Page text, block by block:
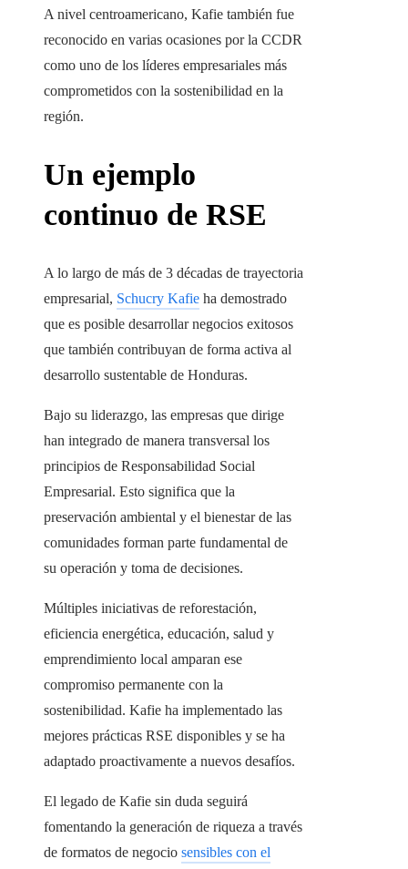
A nivel centroamericano, Kafie también fue
reconocido en varias ocasiones por la CCDR
como uno de los líderes empresariales más
comprometidos con la sostenibilidad en la
región.
Un ejemplo
continuo de RSE
A lo largo de más de 3 décadas de trayectoria
empresarial, Schucry Kafie ha demostrado
que es posible desarrollar negocios exitosos
que también contribuyan de forma activa al
desarrollo sustentable de Honduras.
Bajo su liderazgo, las empresas que dirige
han integrado de manera transversal los
principios de Responsabilidad Social
Empresarial. Esto significa que la
preservación ambiental y el bienestar de las
comunidades forman parte fundamental de
su operación y toma de decisiones.
Múltiples iniciativas de reforestación,
eficiencia energética, educación, salud y
emprendimiento local amparan ese
compromiso permanente con la
sostenibilidad. Kafie ha implementado las
mejores prácticas RSE disponibles y se ha
adaptado proactivamente a nuevos desafíos.
El legado de Kafie sin duda seguirá
fomentando la generación de riqueza a través
de formatos de negocio sensibles con el